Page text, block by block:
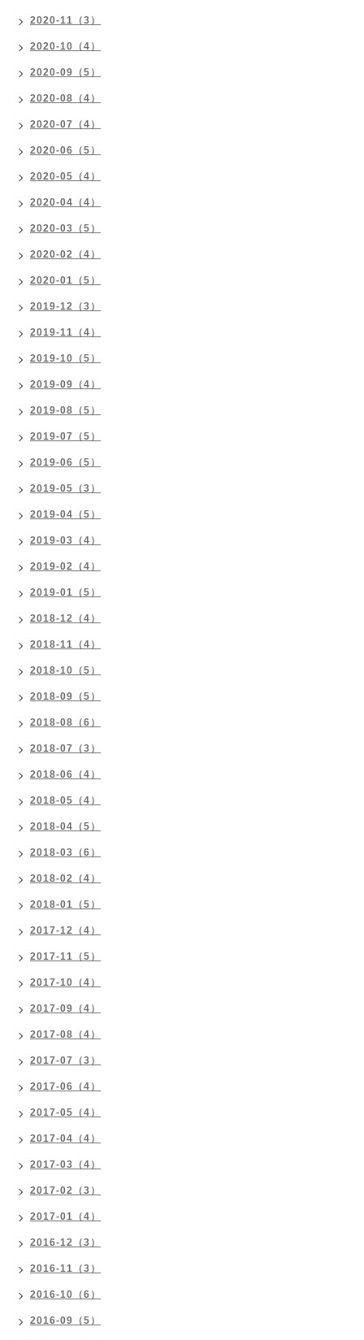
2020-11（3）
2020-10（4）
2020-09（5）
2020-08（4）
2020-07（4）
2020-06（5）
2020-05（4）
2020-04（4）
2020-03（5）
2020-02（4）
2020-01（5）
2019-12（3）
2019-11（4）
2019-10（5）
2019-09（4）
2019-08（5）
2019-07（5）
2019-06（5）
2019-05（3）
2019-04（5）
2019-03（4）
2019-02（4）
2019-01（5）
2018-12（4）
2018-11（4）
2018-10（5）
2018-09（5）
2018-08（6）
2018-07（3）
2018-06（4）
2018-05（4）
2018-04（5）
2018-03（6）
2018-02（4）
2018-01（5）
2017-12（4）
2017-11（5）
2017-10（4）
2017-09（4）
2017-08（4）
2017-07（3）
2017-06（4）
2017-05（4）
2017-04（4）
2017-03（4）
2017-02（3）
2017-01（4）
2016-12（3）
2016-11（3）
2016-10（6）
2016-09（5）